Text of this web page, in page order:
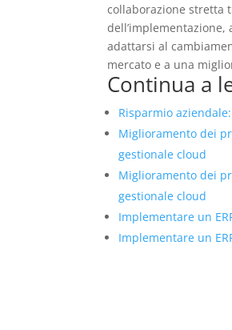
collaborazione stretta
adattarsi al
mercato e a una
Continua a
Risparmio
Miglioramento dei
gestionale cloud
Miglioramento dei
gestionale cloud
Implementare un
Implementare un